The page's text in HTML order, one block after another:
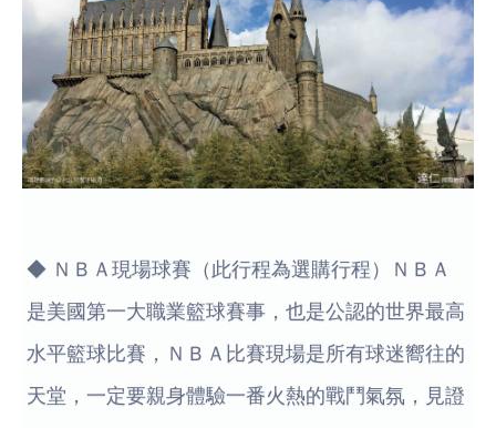
◆ ＮＢＡ現場球賽（此行程為選購行程）ＮＢＡ
是美國第一大職業籃球賽事，也是公認的世界最高
水平籃球比賽，ＮＢＡ比賽現場是所有球迷嚮往的
天堂，一定要親身體驗一番火熱的戰鬥氣氛，見證